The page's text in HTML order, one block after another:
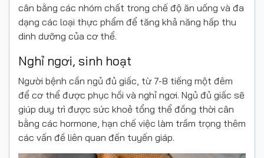
cân bằng các nhóm chất trong chế độ ăn uống và đa
dạng các loại thực phẩm để tăng khả năng hấp thu
dinh dưỡng của cơ thể.
Nghỉ ngơi, sinh hoạt
Người bệnh cần ngủ đủ giấc, từ 7-8 tiếng một đêm
để cơ thể được phục hồi và nghỉ ngơi. Ngủ đủ giấc sẽ
giúp duy trì được sức khoẻ tổng thể đồng thời cân
bằng các hormone, hạn chế việc làm trầm trọng thêm
các vấn đề liên quan đến tuyến giáp.